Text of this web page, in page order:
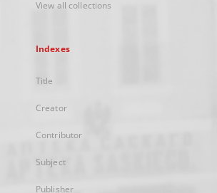
View all collections
Indexes
Title
Creator
Contributor
Subject
Publisher